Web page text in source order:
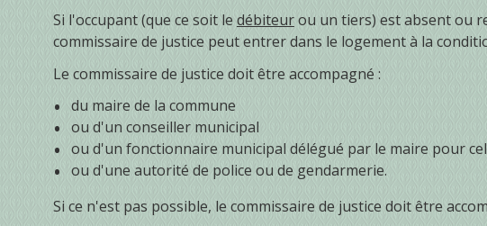
Si l'occupant (que ce soit le débiteurou un tiers) est absent ou
commissaire de justice peut entrer dans le logement à la
Le commissaire de justice doit être accompagné :
du maire de la commune
ou d'un conseiller municipal
ou d'un fonctionnaire municipal délégué par le maire pour
ou d'une autorité de police ou de gendarmerie.
Si ce n'est pas possible, le commissaire de justice doit être